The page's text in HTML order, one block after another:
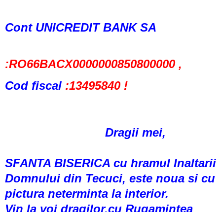
Cont UNICREDIT BANK SA
:RO66BACX0000000850800000 ,
Cod fiscal :13495840 !
Dragii mei,
SFANTA BISERICA cu hramul Inaltarii
Domnului din Tecuci, este noua si cu
pictura neterminta la interior.
Vin la voi dragilor,cu Rugamintea